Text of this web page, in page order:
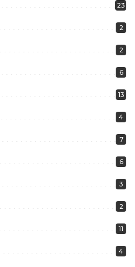
23
2
2
6
13
4
7
6
3
2
11
4